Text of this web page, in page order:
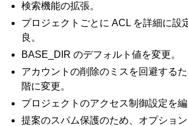
検索機能の拡張。
プロジェクトごとに ACL を詳細に設
良。
BASE_DIR のデフォルト値を変更。
アカウントの削除のミスを回避する
階に変更。
プロジェクトのアクセス制御設定を編
提案のスパム保護のため、オプショ